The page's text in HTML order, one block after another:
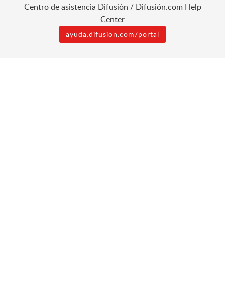
Centro de asistencia Difusión / Difusión.com Help
Center
ayuda.difusion.com/portal